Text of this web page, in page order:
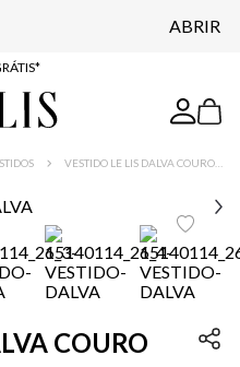
ABRIR
APP
COURO